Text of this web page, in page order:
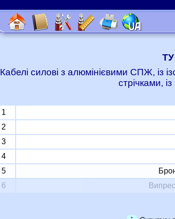
ТУ
Кабелі силові з алюмінієвими СПЖ, із
стрічками,
1
2
3
4
5
6